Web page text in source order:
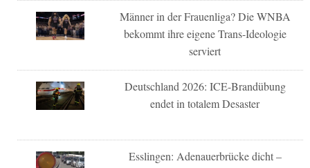
Männer in der Frauenliga? Die WNBA
bekommt ihre eigene Trans-Ideologie
serviert
Deutschland 2026: ICE-Brandübung
endet in totalem Desaster
Esslingen: Adenauerbrücke dicht –